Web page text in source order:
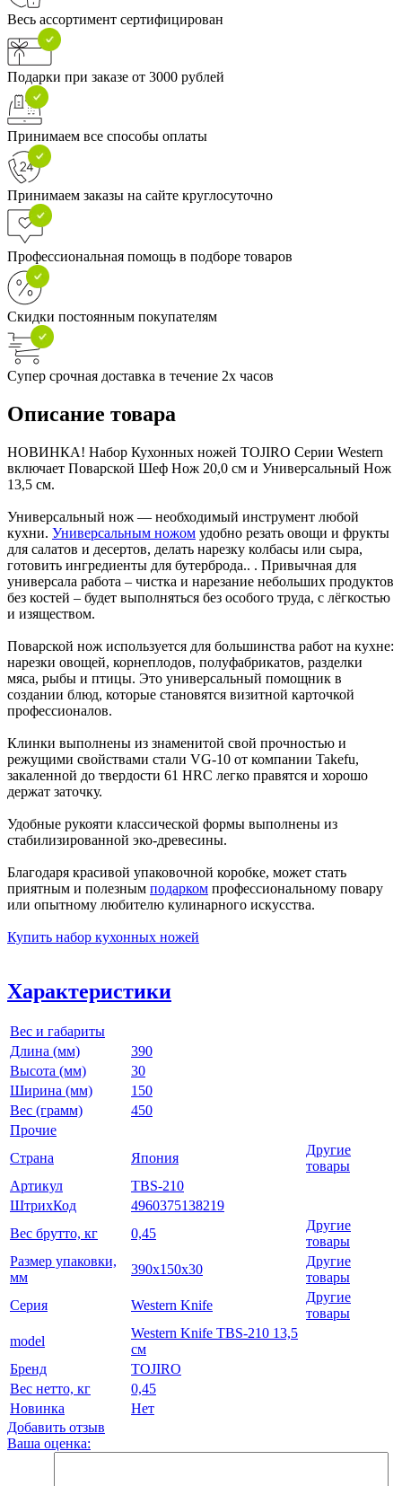
Весь ассортимент сертифицирован
Подарки при заказе от 3000 рублей
Принимаем все способы оплаты
Принимаем заказы на сайте круглосуточно
Профессиональная помощь в подборе товаров
Скидки постоянным покупателям
Супер срочная доставка в течение 2х часов
Описание товара
НОВИНКА! Набор Кухонных ножей TOJIRO Серии Western
включает Поварской Шеф Нож 20,0 см и Универсальный Нож
13,5 см.
Универсальный нож — необходимый инструмент любой
кухни. Универсальным ножом удобно резать овощи и фрукты
для салатов и десертов, делать нарезку колбасы или сыра,
готовить ингредиенты для бутерброда.. . Привычная для
универсала работа – чистка и нарезание небольших продуктов
без костей – будет выполняться без особого труда, с лёгкостью
и изяществом.
Поварской нож используется для большинства работ на кухне:
нарезки овощей, корнеплодов, полуфабрикатов, разделки
мяса, рыбы и птицы. Это универсальный помощник в
создании блюд, которые становятся визитной карточкой
профессионалов.
Клинки выполнены из знаменитой свой прочностью и
режущими свойствами стали VG-10 от компании Takefu,
закаленной до твердости 61 HRC легко правятся и хорошо
держат заточку.
Удобные рукояти классической формы выполнены из
стабилизированной эко-древесины.
Благодаря красивой упаковочной коробке, может стать
приятным и полезным подарком профессиональному повару
или опытному любителю кулинарного искусства.
Купить набор кухонных ножей
Характеристики
Вес и габариты
Длина (мм)
390
Высота (мм)
30
Ширина (мм)
150
Вес (грамм)
450
Прочие
Страна
Япония
Другие
товары
Артикул
TBS-210
ШтрихКод
4960375138219
Вес брутто, кг
0,45
Другие
товары
Размер упаковки,
мм
390x150x30
Другие
товары
Серия
Western Knife
Другие
товары
model
Western Knife TBS-210 13,5
см
Бренд
TOJIRO
Вес нетто, кг
0,45
Новинка
Нет
Добавить отзыв
Ваша оценка: